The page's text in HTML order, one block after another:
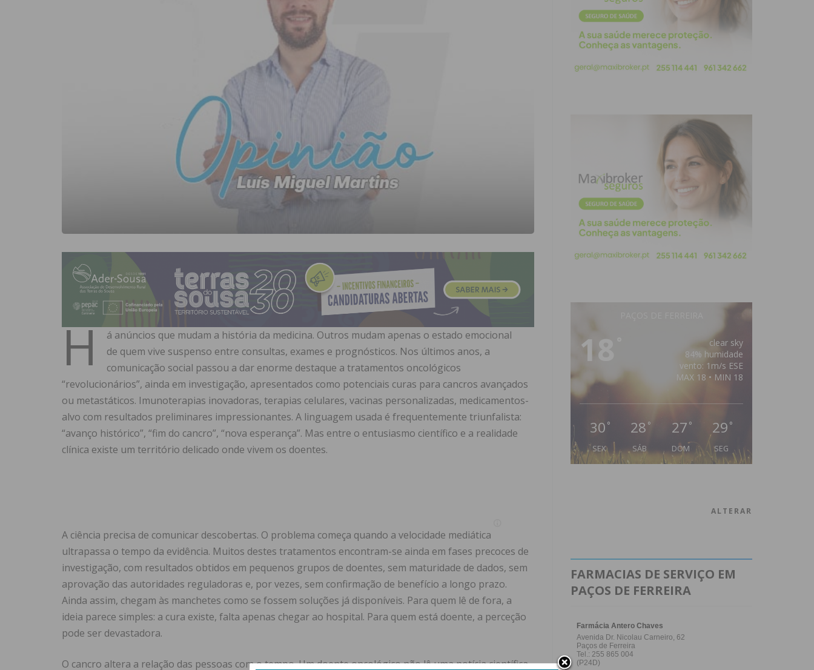
H
á anúncios que mudam a história da medicina. Outros mudam apenas o estado emocional
de quem vive suspenso entre consultas, exames e prognósticos. Nos últimos anos, a
comunicação social passou a dar enorme destaque a tratamentos oncológicos
“revolucionários”, ainda em investigação, apresentados como potenciais curas para cancros avançados
ou metastáticos. Imunoterapias inovadoras, terapias celulares, vacinas personalizadas, medicamentos-
alvo com resultados preliminares impressionantes. A linguagem usada é frequentemente triunfalista:
“avanço histórico”, “fim do cancro”, “nova esperança”. Mas entre o entusiasmo científico e a realidade
clínica existe um território delicado onde vivem os doentes.
A ciência precisa de comunicar descobertas. O problema começa quando a velocidade mediática
ultrapassa o tempo da evidência. Muitos destes tratamentos encontram-se ainda em fases precoces de
investigação, com resultados obtidos em pequenos grupos de doentes, sem maturidade de dados, sem
aprovação das autoridades reguladoras e, por vezes, sem confirmação de benefício a longo prazo.
Ainda assim, chegam às manchetes como se fossem soluções já disponíveis. Para quem lê de fora, a
ideia parece simples: a cura existe, falta apenas chegar ao hospital. Para quem está doente, a perceção
pode ser devastadora.
O cancro altera a relação das pessoas com o tempo. Um doente oncológico não lê uma notícia científica
18
clear sky
84% humidade
vento: 1m/s ESE
MAX 18 • MIN 18
30 °
SEX
28 °
SÁB
27 °
DOM
29 °
SEG
ALTERAR
FARMACIAS DE SERVIÇO EM
PAÇOS DE FERREIRA